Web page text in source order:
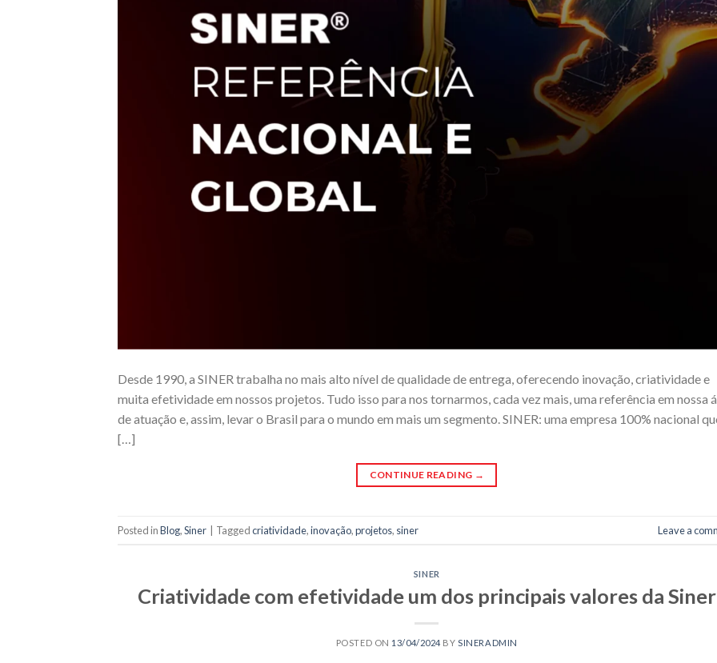
Desde 1990, a SINER trabalha no mais alto nível de qualidade de entrega, oferecendo inovação, criatividade e
muita efetividade em nossos projetos. Tudo isso para nos tornarmos, cada vez mais, uma referência em nossa
de atuação e, assim, levar o Brasil para o mundo em mais um segmento. SINER: uma empresa 100% nacional
[…]
CONTINUE READING →
Posted inBlog,Siner Taggedcriatividade,inovação,projetos, siner Leave a
SINER
Criatividade com efetividade um dos principais valores da Siner
POSTED ON 13/04/2024 BYSINERADMIN